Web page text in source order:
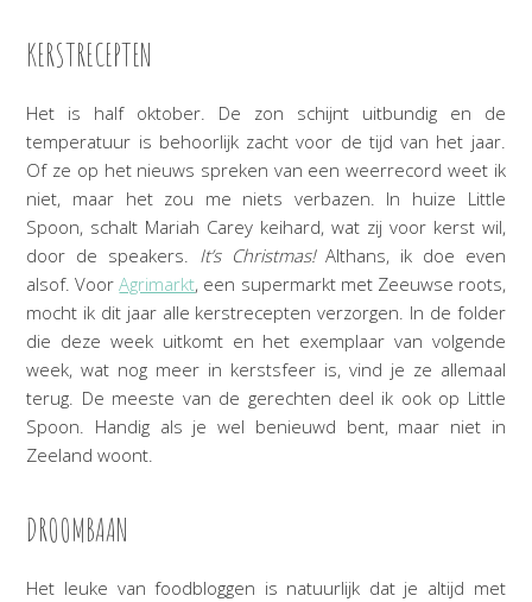
KERSTRECEPTEN
Het is half oktober. De zon schijnt uitbundig en de
temperatuur is behoorlijk zacht voor de tijd van het jaar.
Of ze op het nieuws spreken van een weerrecord weet ik
niet, maar het zou me niets verbazen. In huize Little
Spoon, schalt Mariah Carey keihard, wat zij voor kerst wil,
door de speakers.
It’s Christmas!Althans, ik doe even
alsof. VoorAgrimarkt, een supermarkt met Zeeuwse roots,
mocht ik dit jaar alle kerstrecepten verzorgen. In de folder
die deze week uitkomt en het exemplaar van volgende
week, wat nog meer in kerstsfeer is, vind je ze allemaal
terug. De meeste van de gerechten deel ik ook op Little
Spoon. Handig als je wel benieuwd bent, maar niet in
Zeeland woont.
DROOMBAAN
Het leuke van foodbloggen is natuurlijk dat je altijd met